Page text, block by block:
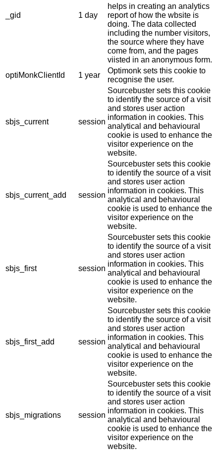
_gid 1 day
helps in creating an analytics
report of how the wbsite is
doing. The data collected
including the number visitors,
the source where they have
come from, and the pages
viisted in an anonymous form.
optiMonkClientId
1 year
Optimonk sets this cookie to
recognise the user.
sbjs_current session
Sourcebuster sets this cookie
to identify the source of a visit
and stores user action
information in cookies. This
analytical and behavioural
cookie is used to enhance the
visitor experience on the
website.
sbjs_current_add session
Sourcebuster sets this cookie
to identify the source of a visit
and stores user action
information in cookies. This
analytical and behavioural
cookie is used to enhance the
visitor experience on the
website.
sbjs_first session
Sourcebuster sets this cookie
to identify the source of a visit
and stores user action
information in cookies. This
analytical and behavioural
cookie is used to enhance the
visitor experience on the
website.
sbjs_first_add session
Sourcebuster sets this cookie
to identify the source of a visit
and stores user action
information in cookies. This
analytical and behavioural
cookie is used to enhance the
visitor experience on the
website.
sbjs_migrations session
Sourcebuster sets this cookie
to identify the source of a visit
and stores user action
information in cookies. This
analytical and behavioural
cookie is used to enhance the
visitor experience on the
website.